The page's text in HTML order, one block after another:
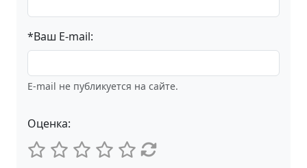
*Ваш E-mail:
E-mail не публикуется на сайте.
Оценка: